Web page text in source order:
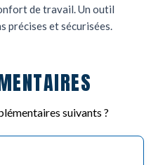
de travail. Un outil
précises et sécurisées.
suivants ?